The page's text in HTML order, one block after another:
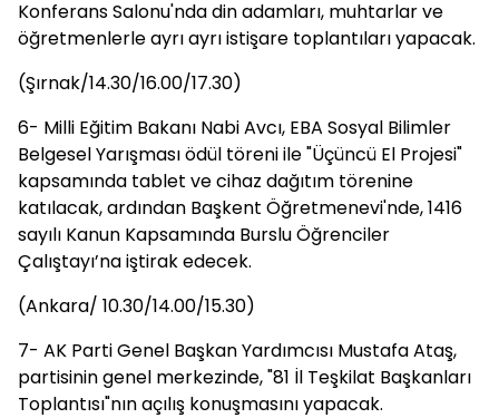
Konferans Salonu'nda din adamları, muhtarlar ve
öğretmenlerle ayrı ayrı istişare toplantıları yapacak.
(Şırnak/14.30/16.00/17.30)
6- Milli Eğitim Bakanı Nabi Avcı, EBA Sosyal Bilimler
Belgesel Yarışması ödül töreni ile "Üçüncü El Projesi"
kapsamında tablet ve cihaz dağıtım törenine
katılacak, ardından Başkent Öğretmenevi'nde, 1416
sayılı Kanun Kapsamında Burslu Öğrenciler
Çalıştayı’na iştirak edecek.
(Ankara/ 10.30/14.00/15.30)
7- AK Parti Genel Başkan Yardımcısı Mustafa Ataş,
partisinin genel merkezinde, "81 İl Teşkilat Başkanları
Toplantısı"nın açılış konuşmasını yapacak.